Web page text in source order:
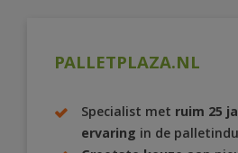
PALLETPLAZA.NL
Specialist met ruim 25
ervaring in de